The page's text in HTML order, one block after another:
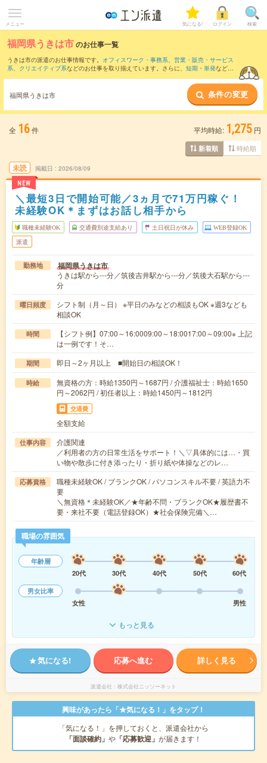
メニュー 気になる! ログイン 検索
福岡県うきは市のお仕事一覧
うきは市の派遣のお仕事情報です。 オフィスワーク・事務系、 営業・販売・サービス
系、 クリエイティブ系などのお仕事を取り揃えています。さらに、 短期 ・ 単発などの
また、久留米市・朝倉市 など隣接エリアのお仕事もご確認いただけます。
福岡県うきは市 条件の変更
全 16件 平均時給: 1,275 円
新着順 時給順
未読
NEW
掲載日 2026/08/09
＼最短3日で開始可能／3ヵ月で71万円稼ぐ！
未経験OK＊まずはお話し相手から
職種未経験OK 交通費別途支給あり 土日祝日が休み WEB登録OK
派遣
勤務地 福岡県うきは市
うきは駅から---分／筑後吉井駅から---分／筑後大石駅から---
分
曜日頻度
シフト制（月～日） ※平日のみなどの相談もOK ※週3なども
相談OK
時間
【シフト例】07:00～16:0009:00～18:0017:00～09:00※ 上記
は一例です！そ…
期間 即日～2ヶ月以上 ■開始日の相談OK！
時給
無資格の方：時給1350円～1687円 / 介護福祉士：時給1650
円～2062円 / 初任者以上：時給1450円～1812円
交通費
全額支給
仕事内容
介護関連
／利用者の方の日常生活をサポート！＼▽具体的には…・買
い物や散歩に付き添ったり・折り紙や体操などのレ…
応募資格
職種未経験OK / ブランクOK / パソコンスキル不要 / 英語力不
要
＼無資格＊未経験OK／★年齢不問・ブランクOK★履歴書不
要・来社不要（電話登録OK）★社会保険完備＼…
職場の雰囲気
年齢層
20代
30代 40代 50代
60代
男女比率
女性
男性
もっと見る
気になる! 応募へ進む 詳しく見る
派遣会社 株式会社ニッソーネット
興味があったら「★気になる！」をタップ！
「気になる！」を押しておくと、派遣会社から
「面談確約」 や 「応募歓迎」 が届きます！